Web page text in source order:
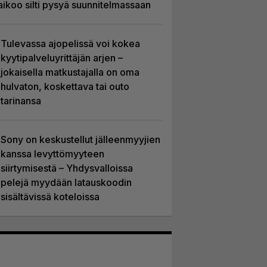
silti pysyä suunnitelmassaan
Tulevassa ajopelissä voi kokea
kyytipalveluyrittäjän arjen –
jokaisella matkustajalla on oma
hulvaton, koskettava tai outo
tarinansa
Sony on keskustellut jälleenmyyjien
kanssa levyttömyyteen
siirtymisestä – Yhdysvalloissa
pelejä myydään latauskoodin
sisältävissä koteloissa